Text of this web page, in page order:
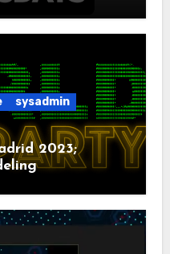
sysadmin
2023;